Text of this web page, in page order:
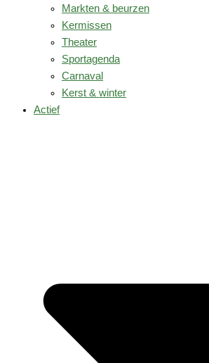
Markten & beurzen
Kermissen
Theater
Sportagenda
Carnaval
Kerst & winter
Actief